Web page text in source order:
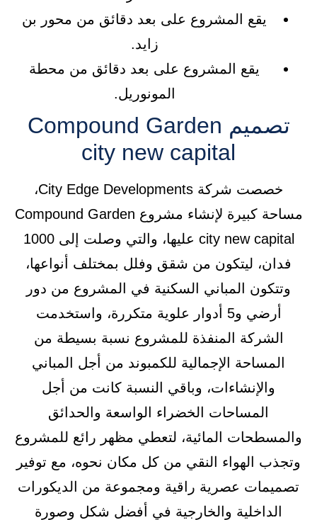
يقع المشروع على بعد دقائق من محور بن
زايد.
يقع المشروع على بعد دقائق من محطة
المونوريل.
تصميم Compound Garden
city new capital
خصصت شركة City Edge Developments،
مساحة كبيرة لإنشاء مشروع Compound Garden
city new capital عليها، والتي وصلت إلى 1000
فدان، ليتكون من شقق وفلل بمختلف أنواعها،
وتتكون المباني السكنية في المشروع من دور
أرضي و5 أدوار علوية متكررة، واستخدمت
الشركة المنفذة للمشروع نسبة بسيطة من
المساحة الإجمالية للكمبوند من أجل المباني
والإنشاءات، وباقي النسبة كانت من أجل
المساحات الخضراء الواسعة والحدائق
والمسطحات المائية، لتعطي مظهر رائع للمشروع
وتجذب الهواء النقي من كل مكان نحوه، مع توفير
تصميمات عصرية راقية ومجموعة من الديكورات
الداخلية والخارجية في أفضل شكل وصورة